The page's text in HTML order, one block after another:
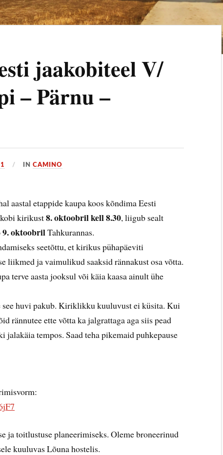
jaakobiteel V/
– Pärnu –
INCAMINO
aastal etappide kaupa koos kõndima Eesti
kirikust8. oktoobrilkell 8.30, liigub sealt
9. oktoobrilTahkurannas.
seetõttu, et kirikus pühapäeviti
liikmed ja vaimulikud saaksid rännakust osa võtta.
terve aasta jooksul või käia kaasa ainult ühe
huvi pakub. Kiriklikku kuuluvust ei küsita. Kui
rännutee ette võtta ka jalgrattaga aga siis pead
jalakäia tempos. Saad teha pikemaid puhkepause
ja toitlustuse planeerimiseks. Oleme broneerinud
kuuluvas Lõuna hostelis.